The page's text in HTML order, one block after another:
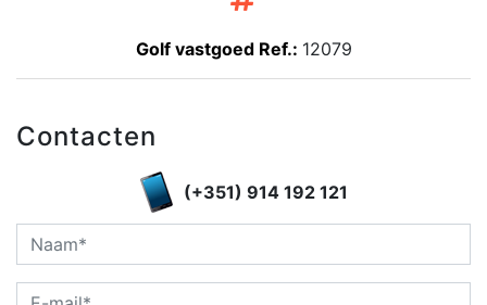
Golf vastgoed Ref.: 12079
Contacten
(+351) 914 192 121